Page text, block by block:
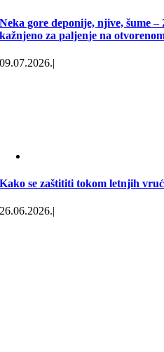
Neka gore deponije, njive, šume
kažnjeno za paljenje na
09.07.2026.|
Kako se zaštititi tokom letnjih
26.06.2026.|